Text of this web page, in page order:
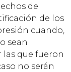
de
de los
cuando,
sean
las que fueron
no serán